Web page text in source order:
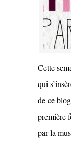
Cette
qui
de ce
première
par la